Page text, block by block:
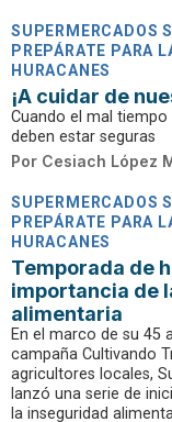
SUPERMERCADOS
PREPÁRATE PARA
HURACANES
¡A cuidar de
Cuando el mal
deben estar seguras
Por Cesiach López
SUPERMERCADOS
PREPÁRATE PARA
HURACANES
Temporada de
importancia de
alimentaria
En el marco de su 45
campaña Cultivando
agricultores locales,
lanzó una serie de
la inseguridad